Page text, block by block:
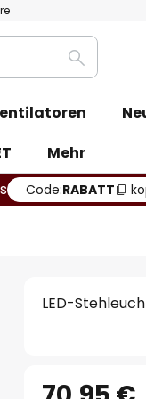
Suche
Mehr
Code:RABATT
LED-